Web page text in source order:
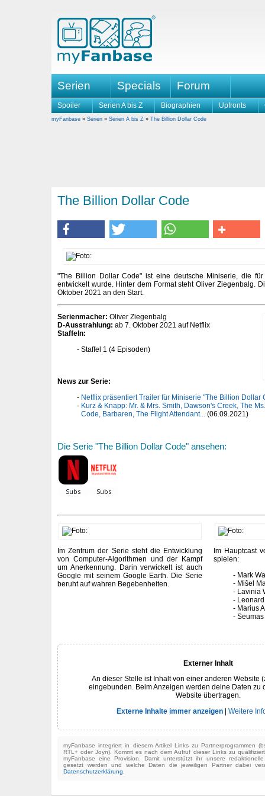
Serien Specials Forum
Spoiler Serien A bis Z Biographien Upfronts
myFanbase » Serien » Serien A bis Z » The Billion Dollar Code
The Billion Dollar Code
"The Billion Dollar Code" ist eine deutsche Miniserie, die für
entwickelt wurde. Hinter dem Format steht Oliver Ziegenbalg.
Oktober 2021 an den Start.
Serienmacher: Oliver Ziegenbalg
D-Ausstrahlung: ab 7. Oktober 2021 auf Netflix
Staffeln:
Staffel 1 (4 Episoden)
News zur Serie:
Netflix präsentiert Trailer für Miniserie "The Billion Dollar
Kurz & Knapp: Mr. & Mrs. Smith, Dawson's Creek, The
Code, Barbaren, The Flight Attendant... (06.09.2021)
Die Serie "The Billion Dollar Code" ansehen:
Im Zentrum der Serie steht die Entwicklung
von Computer-Algorithmen und der Kampf
um Anerkennung. Darin verwickelt ist auch
Google mit seinem Google Earth. Die Serie
beruht auf wahren Begebenheiten.
Im Hauptcast
spielen:
Mark
Mišel
Lavinia
Marius
Externer Inhalt
An dieser Stelle ist Inhalt von einer anderen Website
eingebunden. Beim Anzeigen werden deine Daten zu
Website übertragen.
Externe Inhalte immer anzeigen | Weitere
myFanbase integriert in diesem Artikel Links zu Partnerprogrammen
RTL+ oder Joyn). Kommt es nach dem Aufruf dieser Links zu
myFanbase eine Provision. Damit unterstützt ihr unsere
gesetzt werden und welche Daten die jeweiligen Partner dabei
Datenschutzerklärung.